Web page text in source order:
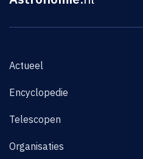
Actueel
Encyclopedie
Telescopen
Organisaties